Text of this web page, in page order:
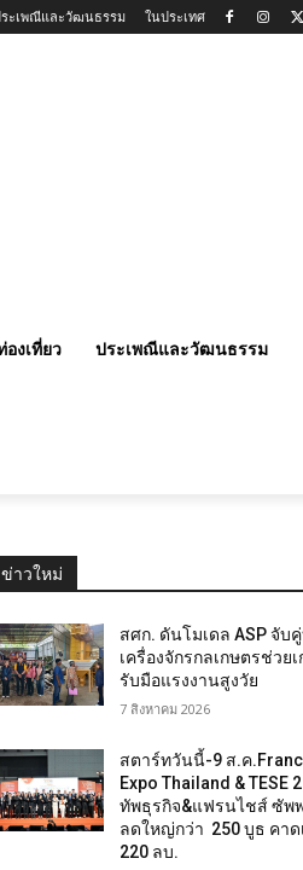
ะเพณีและวัฒนธรรม ในประเทศ
องเที่ยว ประเพณีและวัฒนธรรม
ข่าวใหม่
สศก. ดันโมเดล ASP จับ
เครื่องจักรกลเกษตรช่วย
รับมือแรงงานสูงวัย
7 สิงหาคม 2026
สตาร์ทวันนี้-9 ส.ค
Expo Thailand & TESE
ทัพธุรกิจ&แฟรนไชส์ ซัพ
ลดใหญ่กว่า 250 บูธ คาด
220 ลบ.